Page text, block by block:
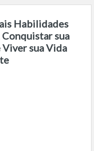
Habilidades
sua
sua Vida